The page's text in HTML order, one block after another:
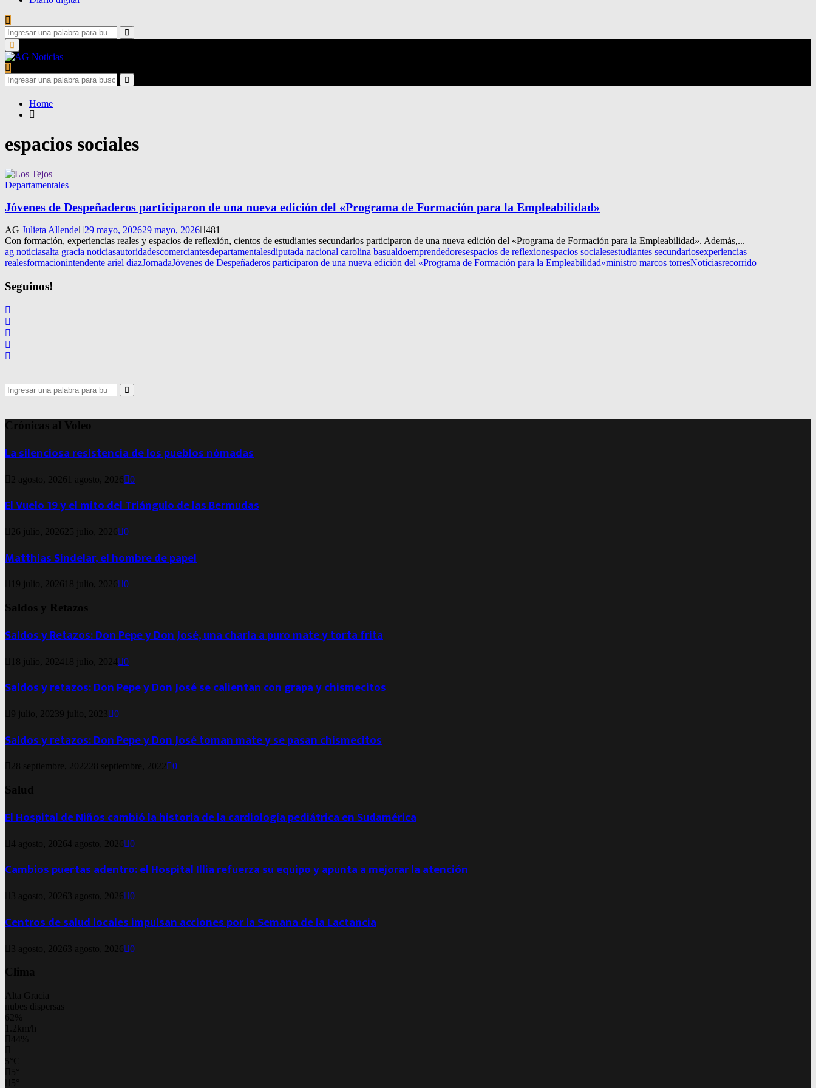
Search
for:
Search
Primary
Menu
Search
for:
Search
Home
espacios sociales
Departamentales
Jóvenes de Despeñaderos participaron de una nueva edición del «Programa de Formación para la Empleabilidad»
AG Julieta Allende 29 mayo, 202629 mayo, 2026 481
Con formación, experiencias reales y espacios de reflexión, cientos de estudiantes secundarios participaron de una nueva edición del «Programa de Formación para la Empleabilidad». Además,...
ag noticiasalta gracia noticiasautoridadescomerciantesdepartamentalesdiputada nacional carolina basualdoemprendedoresespacios de reflexionespacios socialesestudiantes secundariosexperiencias
realesformacionintendente ariel diazJornadaJóvenes de Despeñaderos participaron de una nueva edición del «Programa de Formación para la Empleabilidad»ministro marcos torresNoticiasrecorrido
Seguinos!
Search
for:
Search
Crónicas al Voleo
La silenciosa resistencia de los pueblos nómadas
2 agosto, 2026 1 agosto, 2026 0
El Vuelo 19 y el mito del Triángulo de las Bermudas
26 julio, 2026 25 julio, 2026 0
Matthias Sindelar, el hombre de papel
19 julio, 2026 18 julio, 2026 0
Saldos y Retazos
Saldos y Retazos: Don Pepe y Don José, una charla a puro mate y torta frita
18 julio, 2024 18 julio, 2024 0
Saldos y retazos: Don Pepe y Don José se calientan con grapa y chismecitos
9 julio, 20239 julio, 2023 0
Saldos y retazos: Don Pepe y Don José toman mate y se pasan chismecitos
28 septiembre, 202228 septiembre, 2022 0
Salud
El Hospital de Niños cambió la historia de la cardiología pediátrica en Sudamérica
4 agosto, 20264 agosto, 2026 0
Cambios puertas adentro: el Hospital Illia refuerza su equipo y apunta a mejorar la atención
3 agosto, 2026 3 agosto, 2026 0
Centros de salud locales impulsan acciones por la Semana de la Lactancia
3 agosto, 2026 3 agosto, 2026 0
Clima
Alta Gracia
nubes dispersas
62%
1.2km/h
44%
5 C
5
5